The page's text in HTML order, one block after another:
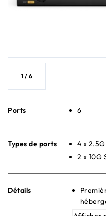
1 / 6
Ports 6
Types de ports
4 x 2.5G
2 x 10G
Détails
distant